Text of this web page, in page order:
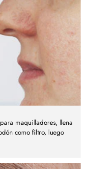
maquilladores, llena
como filtro, luego